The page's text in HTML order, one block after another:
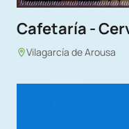
Cafetaría -
Vilagarcía de Arousa